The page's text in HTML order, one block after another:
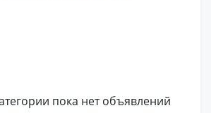
пока нет объявлений